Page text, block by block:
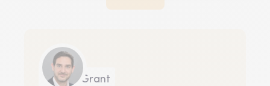
Gérald Grant